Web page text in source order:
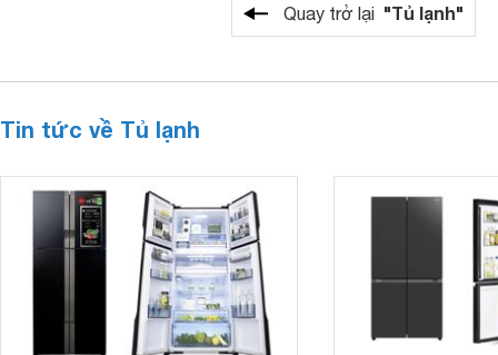
Quay trở lại "Tủ lạnh"
Tin tức về Tủ lạnh